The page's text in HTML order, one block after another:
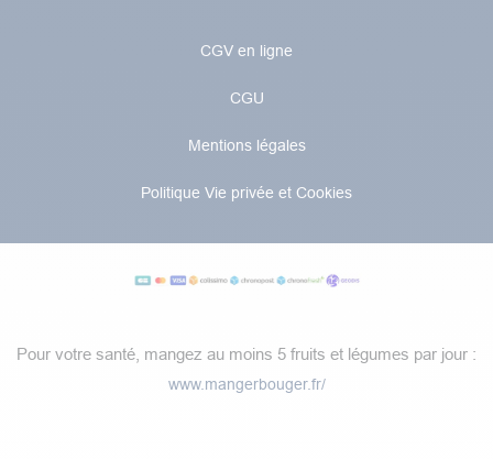
CGV en ligne
CGU
Mentions légales
Politique Vie privée et Cookies
Pour votre santé, mangez au moins 5 fruits et légumes par jour :
www.mangerbouger.fr/